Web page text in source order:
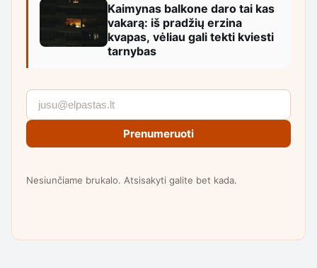
Kaimynas balkone daro tai kas
vakarą: iš pradžių erzina
kvapas, vėliau gali tekti kviesti
tarnybas
Prenumeruoti
Nesiunčiame brukalo. Atsisakyti galite bet kada.